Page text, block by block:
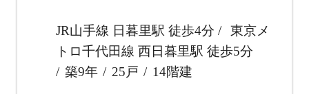
JR山手線 日暮里駅 徒歩4分
東京メ
トロ千代田線 西日暮里駅 徒歩5分
築9年
25戸 14階建